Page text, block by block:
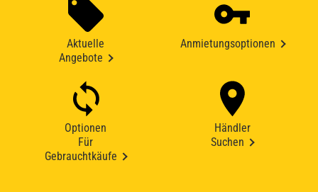
Aktuelle
Angebote
Anmietungsoptionen
Optionen
Für
Gebrauchtkäufe
Händler
Suchen